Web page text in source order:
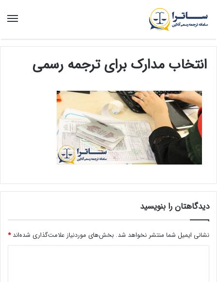
منو
انتخاب مدارک برای ترجمه رسمی
دیدگاهتان را بنویسید
نشانی ایمیل شما منتشر نخواهد شد. بخش‌های موردنیاز علامت‌گذاری شده‌اند*